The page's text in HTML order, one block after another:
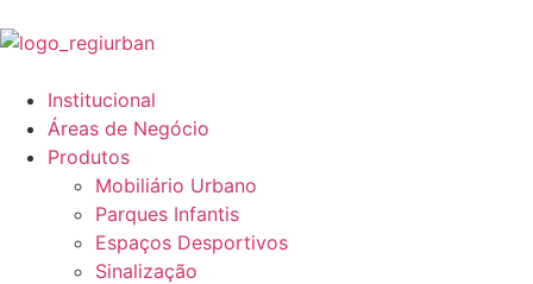
Institucional
Áreas de Negócio
Produtos
Mobiliário Urbano
Parques Infantis
Espaços Desportivos
Sinalização